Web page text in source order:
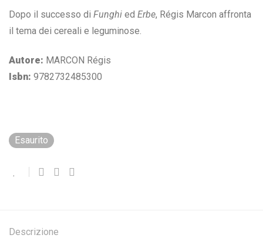
era:
è:
€ 62,70.
Dopo il successo di Funghi ed Erbe, Régis Marcon affronta
il tema dei cereali e leguminose.
Autore: MARCON Régis
Isbn: 9782732485300
Esaurito
Descrizione